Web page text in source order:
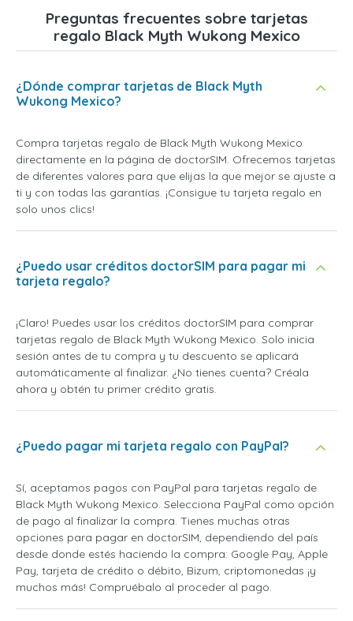
Preguntas frecuentes sobre tarjetas
regalo Black Myth Wukong Mexico
¿Dónde comprar tarjetas de Black Myth
Wukong Mexico?
Compra tarjetas regalo de Black Myth Wukong Mexico
directamente en la página de doctorSIM. Ofrecemos tarjetas
de diferentes valores para que elijas la que mejor se ajuste a
ti y con todas las garantías. ¡Consigue tu tarjeta regalo en
solo unos clics!
¿Puedo usar créditos doctorSIM para pagar mi
tarjeta regalo?
¡Claro! Puedes usar los créditos doctorSIM para comprar
tarjetas regalo de Black Myth Wukong Mexico. Solo inicia
sesión antes de tu compra y tu descuento se aplicará
automáticamente al finalizar. ¿No tienes cuenta? Créala
ahora y obtén tu primer crédito gratis.
¿Puedo pagar mi tarjeta regalo con PayPal?
Sí, aceptamos pagos con PayPal para tarjetas regalo de
Black Myth Wukong Mexico. Selecciona PayPal como opción
de pago al finalizar la compra. Tienes muchas otras
opciones para pagar en doctorSIM, dependiendo del país
desde donde estés haciendo la compra: Google Pay, Apple
Pay, tarjeta de crédito o débito, Bizum, criptomonedas ¡y
muchos más! Compruébalo al proceder al pago.